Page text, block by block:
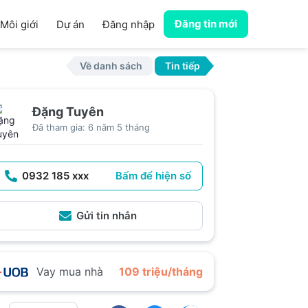
Môi giới Dự án Đăng nhập Đăng tin mới
Về danh sách Tin tiếp
Đặng Tuyên
Đã tham gia: 6 năm 5 tháng
0932 185 xxx Bấm để hiện số
Gửi tin nhắn
Vay mua nhà 109 triệu/tháng